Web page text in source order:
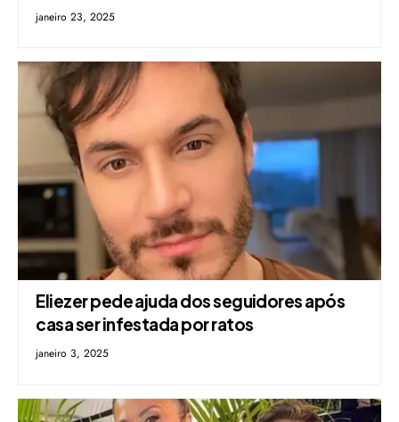
janeiro 23, 2025
Eliezer pede ajuda dos seguidores após
casa ser infestada por ratos
janeiro 3, 2025